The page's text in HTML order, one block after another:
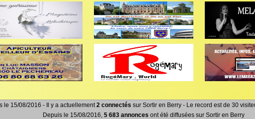
le 15/08/2016 - Il y a actuellement2 connectés sur Sortir en Berry - Le record est de 30
Depuis le 15/08/2016, 5 683 annonces ont été diffusées sur Sortir en Berry